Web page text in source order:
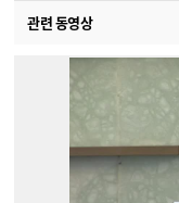
관련 동영상